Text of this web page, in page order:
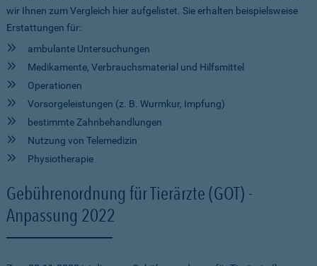
wir Ihnen zum Vergleich hier aufgelistet. Sie erhalten beispielsweise
Erstattungen für:
ambulante Untersuchungen
Medikamente, Verbrauchsmaterial und Hilfsmittel
Operationen
Vorsorgeleistungen (z. B. Wurmkur, Impfung)
bestimmte Zahnbehandlungen
Nutzung von Telemedizin
Physiotherapie
Gebührenordnung für Tierärzte (GOT) -
Anpassung 2022